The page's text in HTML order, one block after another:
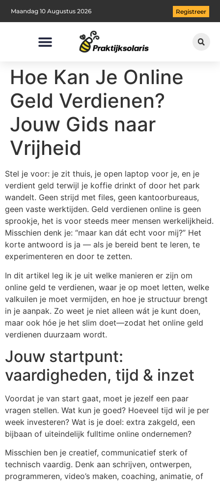
Maandag 10 Augustus 2026 Registreer
Hoe Kan Je Online
Geld Verdienen?
Jouw Gids naar
Vrijheid
Stel je voor: je zit thuis, je open laptop voor je, en je
verdient geld terwijl je koffie drinkt of door het park
wandelt. Geen strijd met files, geen kantoorbureaus,
geen vaste werktijden. Geld verdienen online is geen
sprookje, het is voor steeds meer mensen werkelijkheid.
Misschien denk je: “maar kan dát echt voor mij?” Het
korte antwoord is ja — als je bereid bent te leren, te
experimenteren en door te zetten.
In dit artikel leg ik je uit welke manieren er zijn om
online geld te verdienen, waar je op moet letten, welke
valkuilen je moet vermijden, en hoe je structuur brengt
in je aanpak. Zo weet je niet alleen wát je kunt doen,
maar ook hóe je het slim doet—zodat het online geld
verdienen duurzaam wordt.
Jouw startpunt:
vaardigheden, tijd & inzet
Voordat je van start gaat, moet je jezelf een paar
vragen stellen. Wat kun je goed? Hoeveel tijd wil je per
week investeren? Wat is je doel: extra zakgeld, een
bijbaan of uiteindelijk fulltime online ondernemen?
Misschien ben je creatief, communicatief sterk of
technisch vaardig. Denk aan schrijven, ontwerpen,
programmeren, video’s maken, coaching, animatie, of